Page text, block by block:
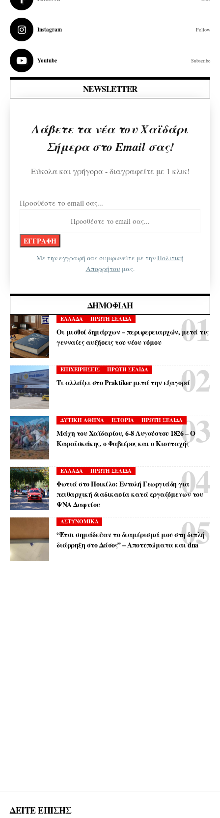
Instagram Follow
Youtube Subscribe
NEWSLETTER
Λάβετε τα νέα του Χαϊδάρι
Σήμερα στο Email σας!
Εύκολα και γρήγορα - διαγραφείτε με 1 κλικ!
Προσθέστε το email σας...
Με την εγγραφή σας συμφωνείτε με τηνΠολιτική
Απορρήτου μας.
ΔΗΜΟΦΙΛΉ
ΕΛΛΑΔΑ ΠΡΩΤΗ ΣΕΛΙΔΑ
Οι μισθοί δημάρχων – περιφερειαρχών, μετά τις
γενναίες αυξήσεις του νέου νόμου
ΕΠΙΧΕΙΡΗΣΕΙΣ ΠΡΩΤΗ ΣΕΛΙΔΑ
Τι αλλάζει στο Praktiker μετά την εξαγορά
ΔΥΤΙΚΗ ΑΘΗΝΑ ΙΣΤΟΡΙΑ ΠΡΩΤΗ ΣΕΛΙΔΑ
Μάχη του Χαϊδαρίου, 6-8 Αυγούστου 1826 – Ο
Καραϊσκάκης, ο Φαβιέρος και ο Κιουταχής
ΕΛΛΑΔΑ ΠΡΩΤΗ ΣΕΛΙΔΑ
Φωτιά στο Ποικίλο: Εντολή Γεωργιάδη για
πειθαρχική διαδικασία κατά εργαζόμενων του
ΨΝΑ Δαφνίου
ΑΣΤΥΝΟΜΙΚΑ
“Έτσι σημάδεψαν το διαμέρισμά μου στη διπλή
διάρρηξη στο Δάσος” – Αποτυπώματα και dna
ΔΕΙΤΕ ΕΠΙΣΗΣ